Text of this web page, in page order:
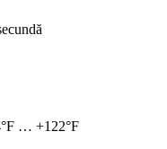
… +122°F